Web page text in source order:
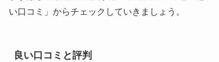
い口コミ」からチェックしていきましょう。
良い口コミと評判